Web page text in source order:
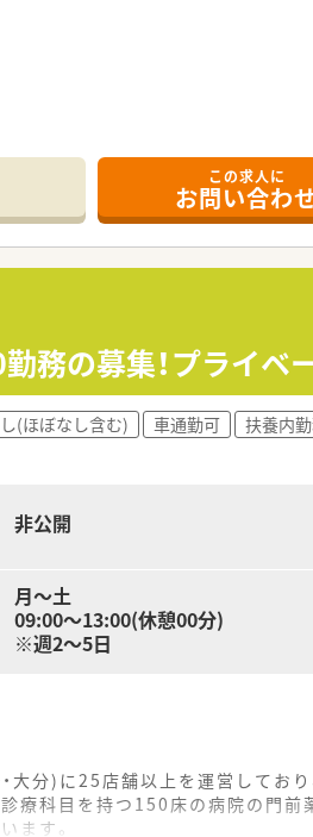
この求人に
お問い合わ
務の募集！プライベ
(ほぼなし含む) 車通勤可 扶養内
非公開
月～土
09:00～13:00(休憩00分)
※週2～5日
大分)に25店舗以上を運営してお
療科目を持つ150床の病院の門前
ます。